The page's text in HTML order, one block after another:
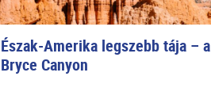
Észak-Amerika legszebb tája – a
Bryce Canyon